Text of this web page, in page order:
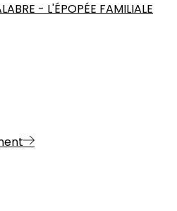
- L'ÉPOPÉE FAMILIALE